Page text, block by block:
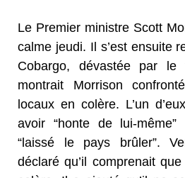
Le Premier ministre Scott
calme jeudi. Il s’est ensuite
Cobargo, dévastée par
montrait Morrison
locaux en colère. L’un
avoir “honte de lui-
“laissé le pays brûler”.
déclaré qu’il comprenait